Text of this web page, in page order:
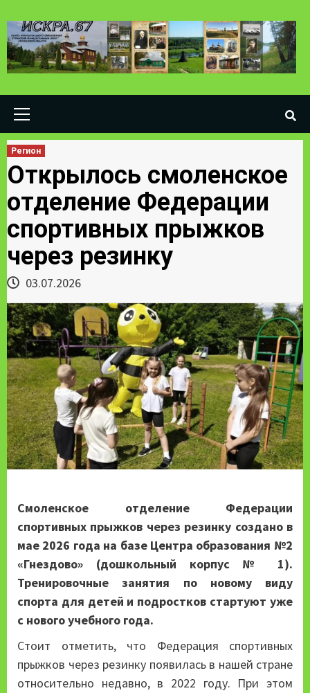
to
content
Регион
Открылось смоленское
отделение Федерации
спортивных прыжков
через резинку
03.07.2026
Смоленское отделение Федерации
спортивных прыжков через резинку создано в
мае 2026 года на базе Центра образования №2
«Гнездово» (дошкольный корпус № 1).
Тренировочные занятия по новому виду
спорта для детей и подростков стартуют уже
с нового учебного года.
Стоит отметить, что Федерация спортивных
прыжков через резинку появилась в нашей стране
относительно недавно, в 2022 году. При этом